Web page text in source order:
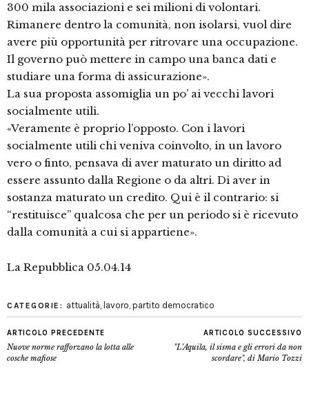
300 mila associazioni e sei milioni di volontari.
Rimanere dentro la comunità, non isolarsi, vuol dire
avere più opportunità per ritrovare una occupazione.
Il governo può mettere in campo una banca dati e
studiare una forma di assicurazione».
La sua proposta assomiglia un po’ ai vecchi lavori
socialmente utili.
«Veramente è proprio l’opposto. Con i lavori
socialmente utili chi veniva coinvolto, in un lavoro
vero o finto, pensava di aver maturato un diritto ad
essere assunto dalla Regione o da altri. Di aver in
sostanza maturato un credito. Qui è il contrario: si
“restituisce” qualcosa che per un periodo si è ricevuto
dalla comunità a cui si appartiene».
La Repubblica 05.04.14
CATEGORIE: attualità, lavoro, partito democratico
ARTICOLO PRECEDENTE
Nuove norme rafforzano la lotta alle
cosche mafiose
ARTICOLO SUCCESSIVO
"L’Aquila, il sisma e gli errori da non
scordare", di Mario Tozzi